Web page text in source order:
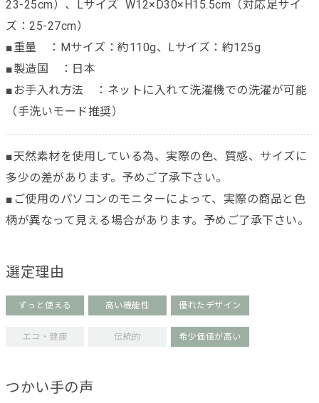
23-25cm）、Lサイズ W12×D30×H15.5cm（対応足サイ
ズ：25-27cm）
■重量 ：Mサイズ：約110g、Lサイズ：約125g
■製造国 ：日本
■お手入れ方法 ：ネットに入れて洗濯機での洗濯が可能
（手洗いモード推奨）
■天然素材を使用している為、実際の色、質感、サイズに
多少の差があります。予めご了承下さい。
■ご使用のパソコンのモニターによって、実際の商品と色
柄が異なって見える場合があります。予めご了承下さい。
選定理由
ずっと使える 高い機能性 優れたデザイン
エコ・健康 伝統的 希少価値が高い
つかい手の声